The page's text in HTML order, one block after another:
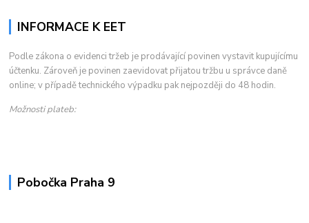
INFORMACE K EET
Podle zákona o evidenci tržeb je prodávající povinen vystavit kupujícímu
účtenku. Zároveň je povinen zaevidovat přijatou tržbu u správce daně
online; v případě technického výpadku pak nejpozději do 48 hodin.
Možnosti plateb:
Pobočka Praha 9